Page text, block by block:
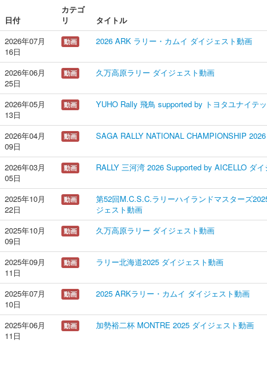
日付
カテゴ
リ
タイトル
2026年07月
16日
動画 2026 ARK ラリー・カムイ ダイジェスト動画
2026年06月
25日
動画 久万高原ラリー ダイジェスト動画
2026年05月
13日
動画 YUHO Rally 飛鳥 supported by トヨタユナイテ
2026年04月
09日
動画 SAGA RALLY NATIONAL CHAMPIONSHIP
2026年03月
05日
動画 RALLY 三河湾 2026 Supported by AICELLO ダ
2025年10月
22日
動画
第52回M.C.S.C.ラリーハイランドマスターズ
ジェスト動画
2025年10月
09日
動画 久万高原ラリー ダイジェスト動画
2025年09月
11日
動画 ラリー北海道2025 ダイジェスト動画
2025年07月
10日
動画 2025 ARKラリー・カムイ ダイジェスト動画
2025年06月
11日
動画 加勢裕二杯 MONTRE 2025 ダイジェスト動画